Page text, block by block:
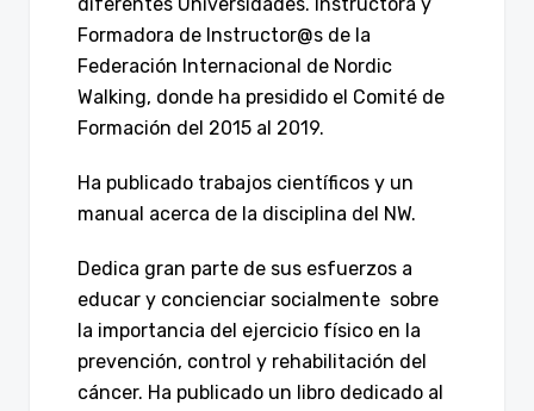
Formadora de Instructor@s de la
Federación Internacional de Nordic
Walking, donde ha presidido el Comité de
Formación del 2015 al 2019.
Ha publicado trabajos científicos y un
manual acerca de la disciplina del NW.
Dedica gran parte de sus esfuerzos a
educar y concienciar socialmente sobre
la importancia del ejercicio físico en la
prevención, control y rehabilitación del
cáncer. Ha publicado un libro dedicado al